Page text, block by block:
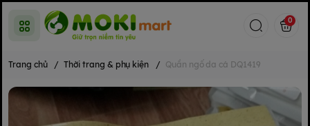
0
Trang chủ / Thời trang & phụ kiện / Quần ngố da cá DQ1419